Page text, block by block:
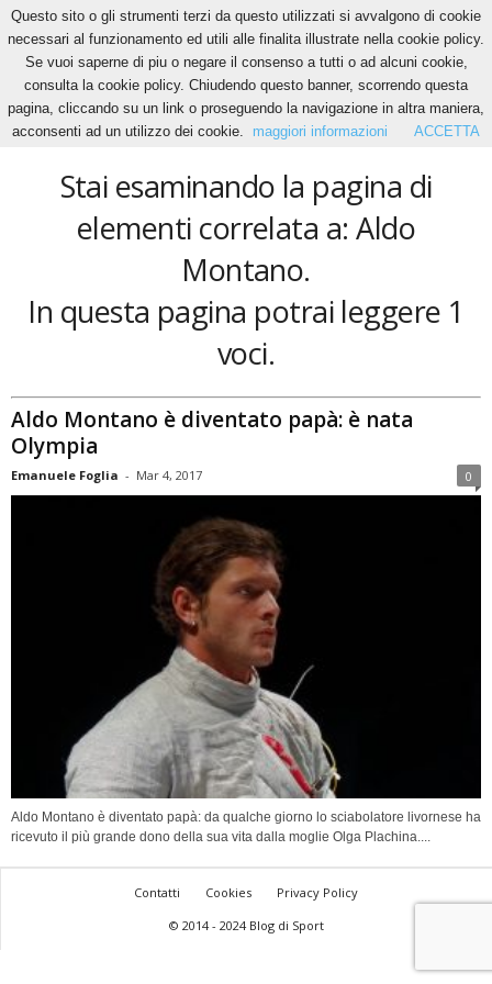
Home Tags Aldo Montano
Aldo Montano
Stai esaminando la pagina di
elementi correlata a: Aldo
Montano.
In questa pagina potrai leggere 1
voci.
Aldo Montano è diventato papà: è nata
Olympia
Emanuele Foglia - Mar 4, 2017 0
Aldo Montano è diventato papà: da qualche giorno lo sciabolatore livornese ha
ricevuto il più grande dono della sua vita dalla moglie Olga Plachina....
Contatti Cookies
Privacy Policy
© 2014 - 2024 Blog di Sport
Questo sito o gli strumenti terzi da questo utilizzati si avvalgono di cookie
necessari al funzionamento ed utili alle finalita illustrate nella cookie policy.
Se vuoi saperne di piu o negare il consenso a tutti o ad alcuni cookie,
consulta la cookie policy. Chiudendo questo banner, scorrendo questa
pagina, cliccando su un link o proseguendo la navigazione in altra maniera,
acconsenti ad un utilizzo dei cookie.
maggiori informazioni ACCETTA